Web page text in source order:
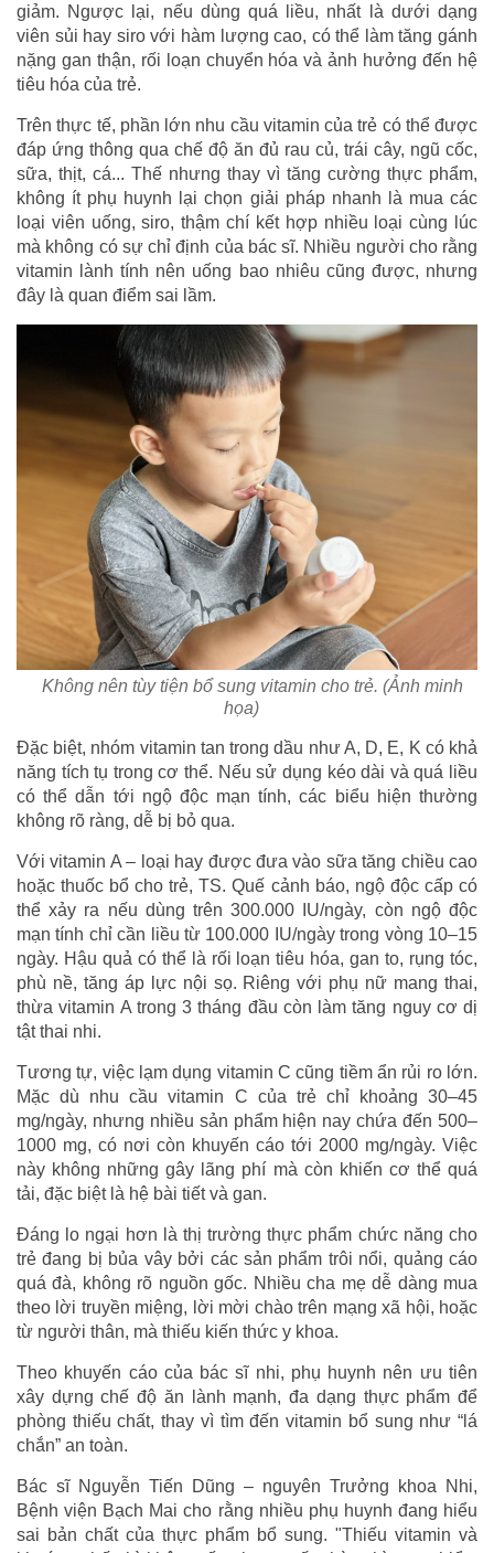
giảm. Ngược lại, nếu dùng quá liều, nhất là dưới dạng
viên sủi hay siro với hàm lượng cao, có thể làm tăng gánh
nặng gan thận, rối loạn chuyển hóa và ảnh hưởng đến hệ
tiêu hóa của trẻ.
Trên thực tế, phần lớn nhu cầu vitamin của trẻ có thể được
đáp ứng thông qua chế độ ăn đủ rau củ, trái cây, ngũ cốc,
sữa, thịt, cá... Thế nhưng thay vì tăng cường thực phẩm,
không ít phụ huynh lại chọn giải pháp nhanh là mua các
loại viên uống, siro, thậm chí kết hợp nhiều loại cùng lúc
mà không có sự chỉ định của bác sĩ. Nhiều người cho rằng
vitamin lành tính nên uống bao nhiêu cũng được, nhưng
đây là quan điểm sai lầm.
Không nên tùy tiện bổ sung vitamin cho trẻ. (Ảnh minh
họa)
Đặc biệt, nhóm vitamin tan trong dầu như A, D, E, K có khả
năng tích tụ trong cơ thể. Nếu sử dụng kéo dài và quá liều
có thể dẫn tới ngộ độc mạn tính, các biểu hiện thường
không rõ ràng, dễ bị bỏ qua.
Với vitamin A – loại hay được đưa vào sữa tăng chiều cao
hoặc thuốc bổ cho trẻ, TS. Quế cảnh báo, ngộ độc cấp có
thể xảy ra nếu dùng trên 300.000 IU/ngày, còn ngộ độc
mạn tính chỉ cần liều từ 100.000 IU/ngày trong vòng 10–15
ngày. Hậu quả có thể là rối loạn tiêu hóa, gan to, rụng tóc,
phù nề, tăng áp lực nội sọ. Riêng với phụ nữ mang thai,
thừa vitamin A trong 3 tháng đầu còn làm tăng nguy cơ dị
tật thai nhi.
Tương tự, việc lạm dụng vitamin C cũng tiềm ẩn rủi ro lớn.
Mặc dù nhu cầu vitamin C của trẻ chỉ khoảng 30–45
mg/ngày, nhưng nhiều sản phẩm hiện nay chứa đến 500–
1000 mg, có nơi còn khuyến cáo tới 2000 mg/ngày. Việc
này không những gây lãng phí mà còn khiến cơ thể quá
tải, đặc biệt là hệ bài tiết và gan.
Đáng lo ngại hơn là thị trường thực phẩm chức năng cho
trẻ đang bị bủa vây bởi các sản phẩm trôi nổi, quảng cáo
quá đà, không rõ nguồn gốc. Nhiều cha mẹ dễ dàng mua
theo lời truyền miệng, lời mời chào trên mạng xã hội, hoặc
từ người thân, mà thiếu kiến thức y khoa.
Theo khuyến cáo của bác sĩ nhi, phụ huynh nên ưu tiên
xây dựng chế độ ăn lành mạnh, đa dạng thực phẩm để
phòng thiếu chất, thay vì tìm đến vitamin bổ sung như “lá
chắn” an toàn.
Bác sĩ Nguyễn Tiến Dũng – nguyên Trưởng khoa Nhi,
Bệnh viện Bạch Mai cho rằng nhiều phụ huynh đang hiểu
sai bản chất của thực phẩm bổ sung. "Thiếu vitamin và